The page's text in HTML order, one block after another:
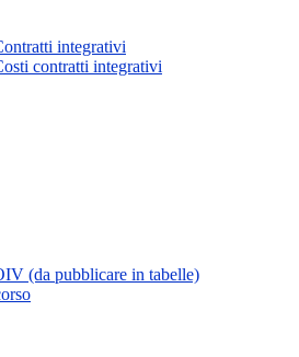
integrativi
contratti integrativi
(da pubblicare in tabelle)